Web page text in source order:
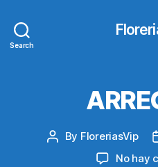
Search
Post
By FloreriasVip
No hay